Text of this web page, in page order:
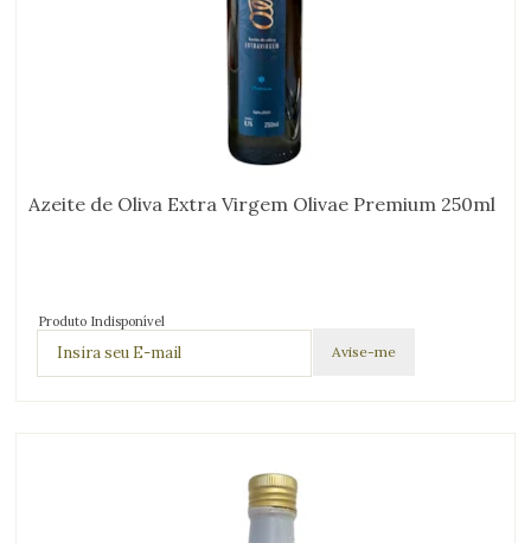
Azeite de Oliva Extra Virgem Olivae Premium 250ml
Produto Indisponível